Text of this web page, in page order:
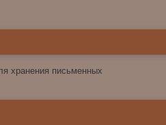
хранения письменных